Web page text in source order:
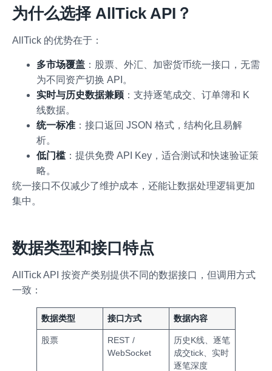
为什么选择 AllTick API？
AllTick 的优势在于：
多市场覆盖 ：股票、外汇、加密货币统一接口，无需
为不同资产切换 API。
实时与历史数据兼顾 ：支持逐笔成交、订单簿和 K
线数据。
统一标准 ：接口返回 JSON 格式，结构化且易解
析。
低门槛：提供免费 API Key，适合测试和快速验证策
略。
统一接口不仅减少了维护成本，还能让数据处理逻辑更加
集中。
数据类型和接口特点
AllTick API 按资产类别提供不同的数据接口，但调用方式
一致：
数据类型 接口方式 数据内容
股票
REST /
WebSocket
历史K线、逐笔
成交tick、实时
逐笔深度